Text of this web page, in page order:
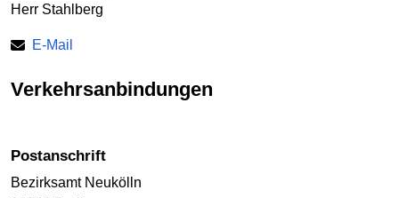
Herr Stahlberg
E-Mail
Verkehrsanbindungen
Postanschrift
Bezirksamt Neukölln